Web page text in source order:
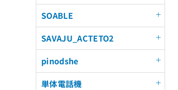
SOABLE
SAVAJU_ACTETO2
pinodshe
単体電話機